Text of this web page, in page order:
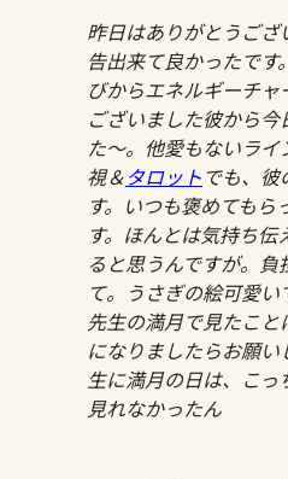
昨日はありがとうご
告出来て良かったで
びからエネルギーチ
ございました彼から
た〜。他愛もないラ
視＆タロットでも、
す。いつも褒めてもら
す。ほんとは気持ち
ると思うんですが。負
て。うさぎの絵可愛
先生の満月で見たこ
になりましたらお願い
生に満月の日は、こっ
見れなかったん